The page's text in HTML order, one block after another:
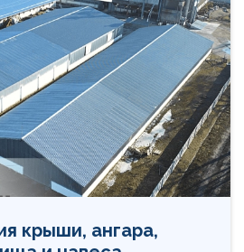
крыши, ангара,